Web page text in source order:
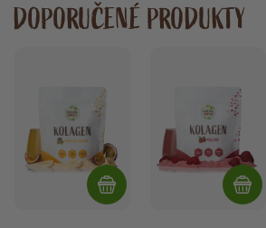
DOPORUČENÉ PRODUKTY